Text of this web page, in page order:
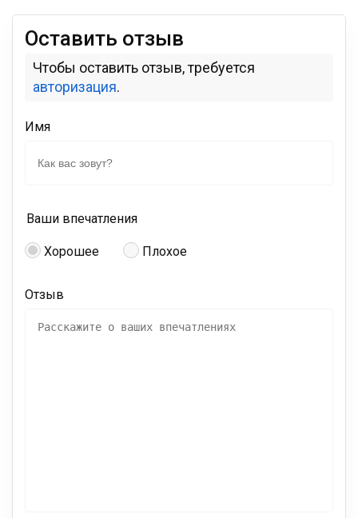
Оставить отзыв
Чтобы оставить отзыв, требуется
авторизация.
Имя
Ваши впечатления
Хорошее Плохое
Отзыв